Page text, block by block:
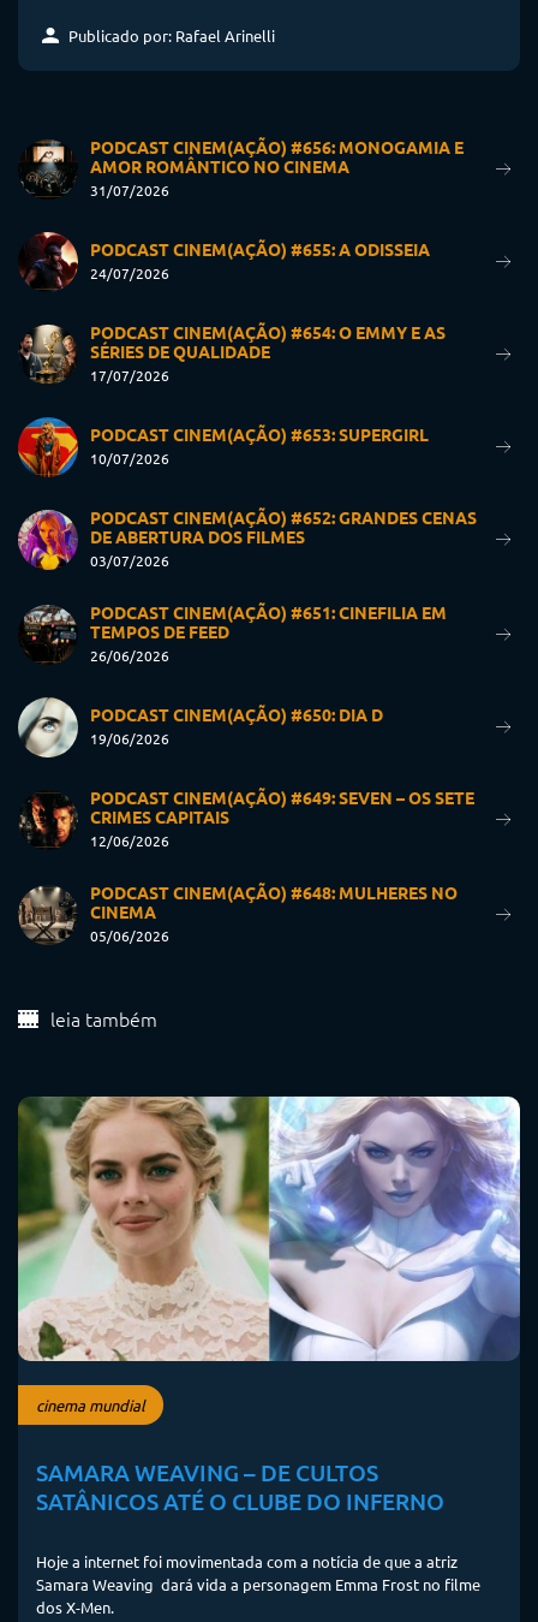
Publicado por: Rafael Arinelli
PODCAST CINEM(AÇÃO) #656: MONOGAMIA E
AMOR ROMÂNTICO NO CINEMA
31/07/2026
PODCAST CINEM(AÇÃO) #655: A ODISSEIA
24/07/2026
PODCAST CINEM(AÇÃO) #654: O EMMY E AS
SÉRIES DE QUALIDADE
17/07/2026
PODCAST CINEM(AÇÃO) #653: SUPERGIRL
10/07/2026
PODCAST CINEM(AÇÃO) #652: GRANDES CENAS
DE ABERTURA DOS FILMES
03/07/2026
PODCAST CINEM(AÇÃO) #651: CINEFILIA EM
TEMPOS DE FEED
26/06/2026
PODCAST CINEM(AÇÃO) #650: DIA D
19/06/2026
PODCAST CINEM(AÇÃO) #649: SEVEN – OS SETE
CRIMES CAPITAIS
12/06/2026
PODCAST CINEM(AÇÃO) #648: MULHERES NO
CINEMA
05/06/2026
leia também
cinema mundial
SAMARA WEAVING – DE CULTOS
SATÂNICOS ATÉ O CLUBE DO INFERNO
Hoje a internet foi movimentada com a notícia de que a atriz
Samara Weaving dará vida a personagem Emma Frost no filme
dos X-Men.